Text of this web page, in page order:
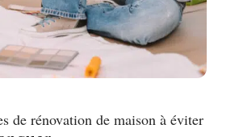
de rénovation de maison à éviter